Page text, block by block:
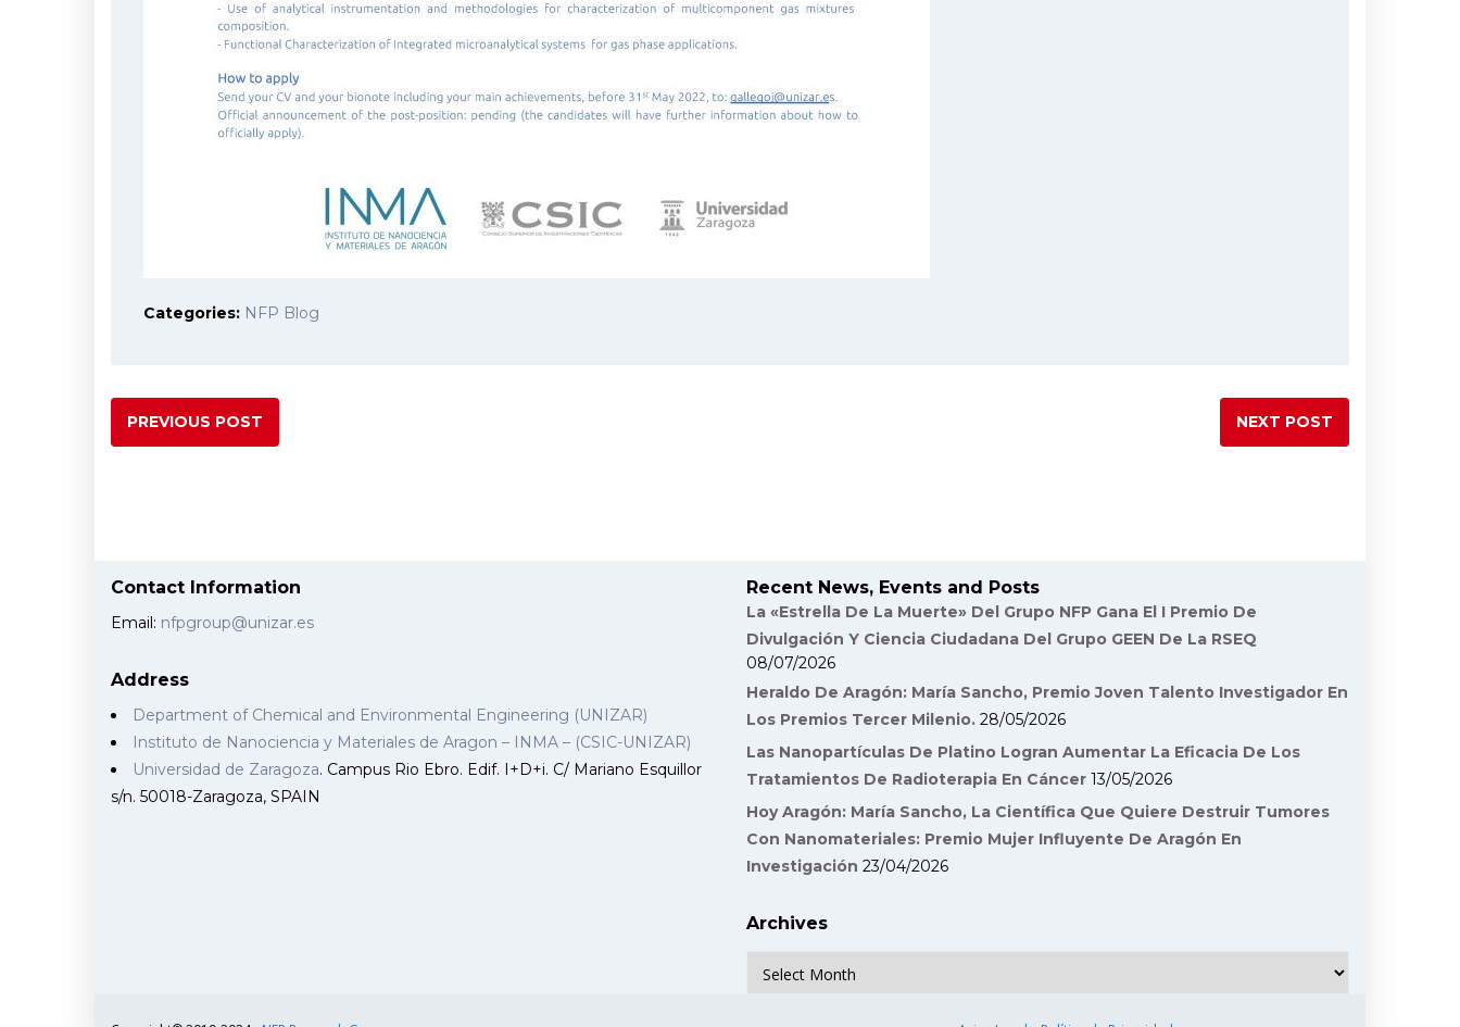
Categories: NFP Blog
PREVIOUS POST NEXT POST
Contact Information
Email: nfpgroup@unizar.es
Address
Department of Chemical and Environmental Engineering (UNIZAR)
Instituto de Nanociencia y Materiales de Aragon – INMA – (CSIC-UNIZAR)
Universidad de Zaragoza. Campus Rio Ebro. Edif. I+D+i. C/ Mariano Esquillor
s/n. 50018-Zaragoza, SPAIN
Recent News, Events and Posts
La «Estrella De La Muerte» Del Grupo NFP Gana El I Premio De
Divulgación Y Ciencia Ciudadana Del Grupo GEEN De La RSEQ
08/07/2026
Heraldo De Aragón: María Sancho, Premio Joven Talento Investigador En
Los Premios Tercer Milenio. 28/05/2026
Las Nanopartículas De Platino Logran Aumentar La Eficacia De Los
Tratamientos De Radioterapia En Cáncer 13/05/2026
Hoy Aragón: María Sancho, La Científica Que Quiere Destruir Tumores
Con Nanomateriales: Premio Mujer Influyente De Aragón En
Investigación 23/04/2026
Archives